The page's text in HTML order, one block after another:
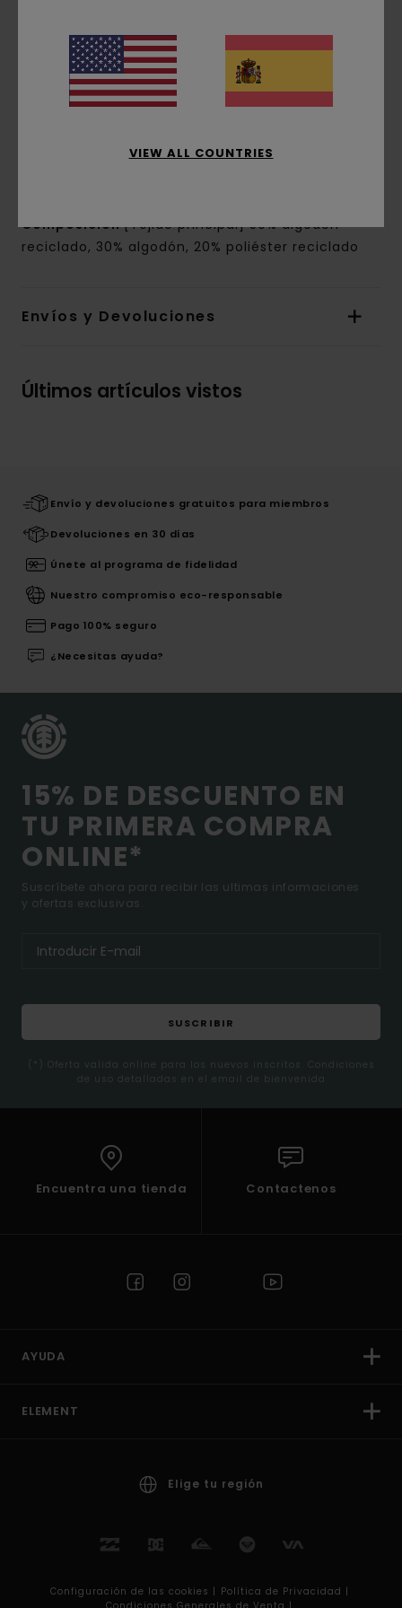
Conscious by Nature:
Algodón reciclado
Tinte:tinte de pigmentos
Corte:ajuste relajado
Sin abertura
Composición[Tejido principal] 50% algodón
reciclado, 30% algodón, 20% poliéster reciclado
Envíos y Devoluciones
Últimos artículos vistos
Envío y devoluciones gratuitos para miembros
Devoluciones en 30 días
Únete al programa de fidelidad
Nuestro compromiso eco-responsable
Pago 100% seguro
¿Necesitas ayuda?
15% DE DESCUENTO EN
TU PRIMERA COMPRA
ONLINE*
Suscríbete ahora para recibir las ultimas informaciones
y ofertas exclusivas.
SUSCRIBIR
(*) Oferta valida online para los nuevos inscritos. Condiciones
de uso detalladas en el email de bienvenida
Encuentra una tienda Contactenos
AYUDA
ELEMENT
Elige tu región
Configuración de las cookies | Política de Privacidad |
VIEW ALL COUNTRIES